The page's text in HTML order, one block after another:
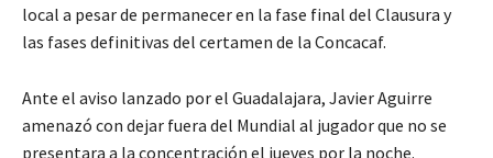
local a pesar de permanecer en la fase final del Clausura y
las fases definitivas del certamen de la Concacaf.
Ante el aviso lanzado por el Guadalajara, Javier Aguirre
amenazó con dejar fuera del Mundial al jugador que no se
presentara a la concentración el jueves por la noche.